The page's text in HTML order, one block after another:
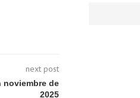
next post
noviembre de
2025